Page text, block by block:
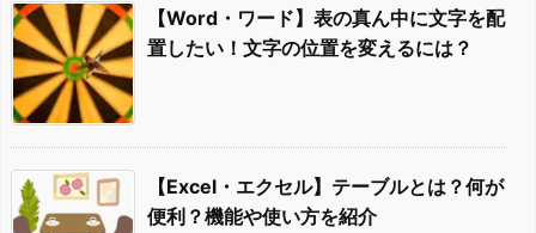
【Word・ワード】表の真ん中に文字を配
置したい！文字の位置を変えるには？
【Excel・エクセル】テーブルとは？何が
便利？機能や使い方を紹介